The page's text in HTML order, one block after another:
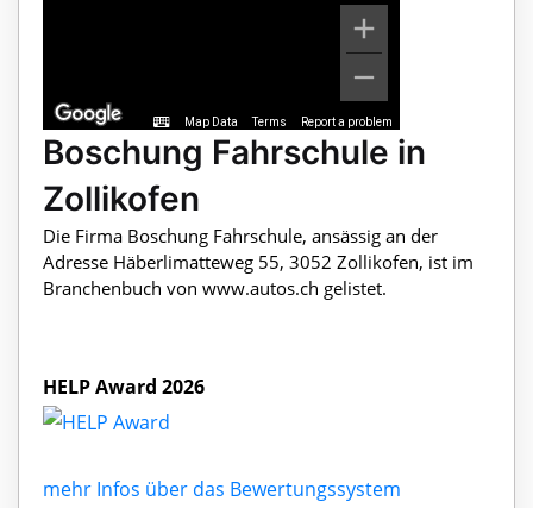
Map Data Terms Report a problem
Boschung Fahrschule in
Zollikofen
Die Firma Boschung Fahrschule, ansässig an der
Adresse Häberlimatteweg 55, 3052 Zollikofen, ist im
Branchenbuch von www.autos.ch gelistet.
HELP Award 2026
mehr Infos über das Bewertungssystem